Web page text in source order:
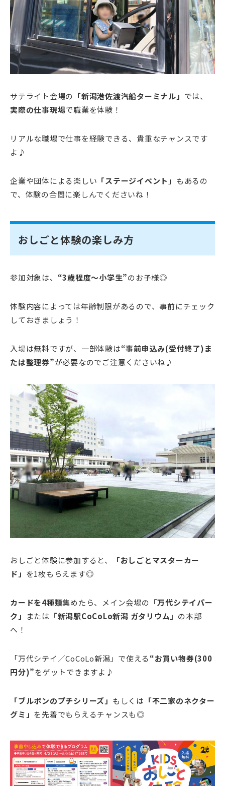
サテライト会場の 「新潟港佐渡汽船ターミナル」 では、
実際の仕事現場で職業を体験！
リアルな職場で仕事を経験できる、貴重なチャンスです
よ♪
企業や団体による楽しい 「ステージイベント 」もあるの
で、体験の合間に楽しんでくださいね！
おしごと体験の楽しみ方
参加対象は、 “3歳程度～小学生”のお子様◎
体験内容によっては年齢制限があるので、事前にチェック
しておきましょう！
入場は無料ですが、一部体験は“事前申込み(受付終了)ま
たは整理券”が必要なのでご注意くださいね♪
おしごと体験に参加すると、
「おしごとマスターカー
ド」 を1枚もらえます◎
カードを4種類集めたら、メイン会場の 「万代シテイパー
ク」
または 「新潟駅CoCoLo新潟 ガタリウム」 の本部
へ！
「万代シテイ／CoCoLo新潟」で使える “お買い物券(300
円分)”をゲットできますよ♪
「ブルボンのプチシリーズ」 もしくは 「不二家のネクター
グミ」 を先着でもらえるチャンスも◎